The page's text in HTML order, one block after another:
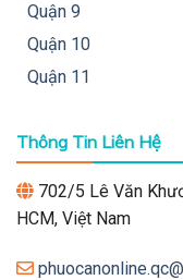
Quận 9
Quận 10
Quận 11
Thông Tin Liên Hệ
702/5 Lê Văn
HCM, Việt Nam